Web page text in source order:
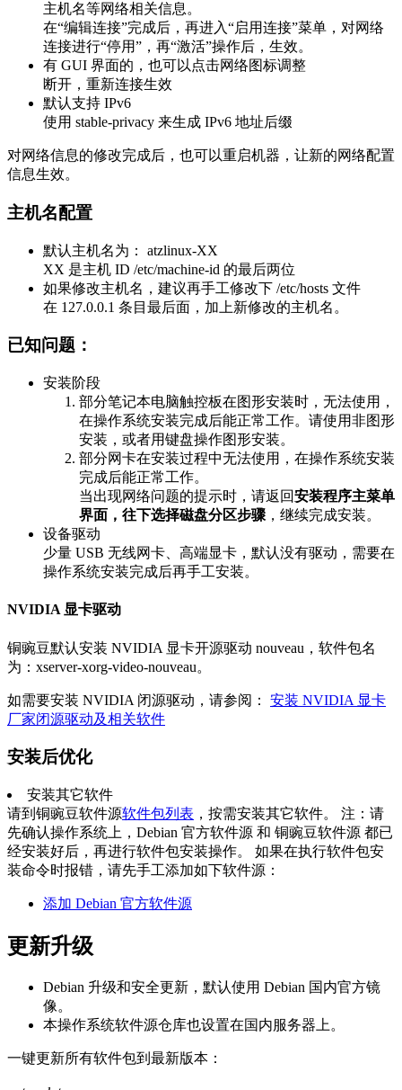
主机名等网络相关信息。
在“编辑连接”完成后，再进入“启用连接”菜单，对网络
连接进行“停用”，再“激活”操作后，生效。
有 GUI 界面的，也可以点击网络图标调整
断开，重新连接生效
默认支持 IPv6
使用 stable-privacy 来生成 IPv6 地址后缀
对网络信息的修改完成后，也可以重启机器，让新的网络配置
信息生效。
主机名配置
默认主机名为： atzlinux-XX
XX 是主机 ID /etc/machine-id 的最后两位
如果修改主机名，建议再手工修改下 /etc/hosts 文件
在 127.0.0.1 条目最后面，加上新修改的主机名。
已知问题：
安装阶段
部分笔记本电脑触控板在图形安装时，无法使用，
在操作系统安装完成后能正常工作。请使用非图形
安装，或者用键盘操作图形安装。
部分网卡在安装过程中无法使用，在操作系统安装
完成后能正常工作。
当出现网络问题的提示时，请返回安装程序主菜单
界面，往下选择磁盘分区步骤 ，继续完成安装。
设备驱动
少量 USB 无线网卡、高端显卡，默认没有驱动，需要在
操作系统安装完成后再手工安装。
NVIDIA 显卡驱动
铜豌豆默认安装 NVIDIA 显卡开源驱动 nouveau，软件包名
为：xserver-xorg-video-nouveau。
如需要安装 NVIDIA 闭源驱动，请参阅： 安装 NVIDIA 显卡
厂家闭源驱动及相关软件
安装后优化
安装其它软件
请到铜豌豆软件源软件包列表 ，按需安装其它软件。 注：请
先确认操作系统上，Debian 官方软件源 和 铜豌豆软件源 都已
经安装好后，再进行软件包安装操作。 如果在执行软件包安
装命令时报错，请先手工添加如下软件源：
添加 Debian 官方软件源
更新升级
Debian 升级和安全更新，默认使用 Debian 国内官方镜
像。
本操作系统软件源仓库也设置在国内服务器上。
一键更新所有软件包到最新版本：